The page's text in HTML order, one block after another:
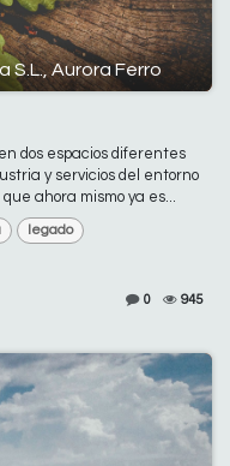
Aurora Ferro
dos espacios diferentes
y servicios del entorno
ahora mismo ya es...
legado
0 945